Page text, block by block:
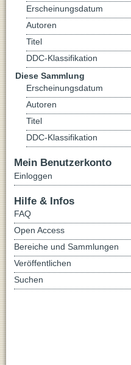
Erscheinungsdatum
Autoren
Titel
DDC-Klassifikation
Diese Sammlung
Erscheinungsdatum
Autoren
Titel
DDC-Klassifikation
Mein Benutzerkonto
Einloggen
Hilfe & Infos
FAQ
Open Access
Bereiche und Sammlungen
Veröffentlichen
Suchen